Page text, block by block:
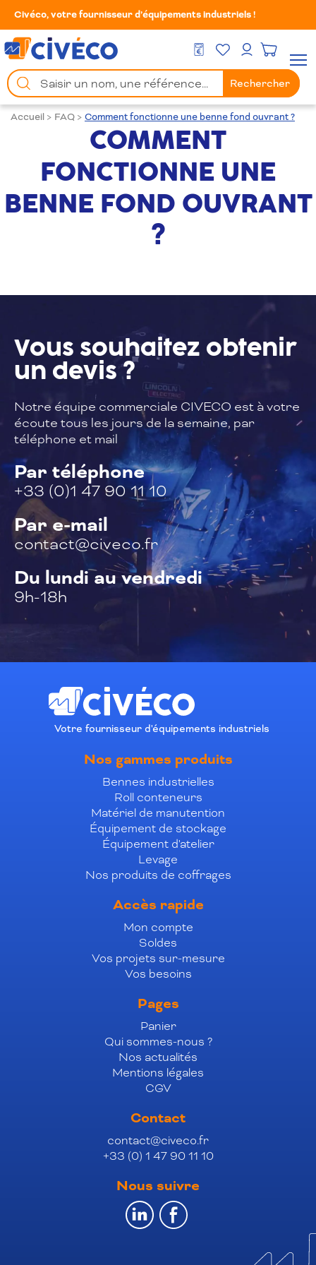
Civéco, votre fournisseur d’équipements industriels !
DEVIS GRATUIT
Mes FavorisMon compte
Chercher
un
produit
Rechercher
Accueil > FAQ > Comment fonctionne une benne fond ouvrant ?
COMMENT
FONCTIONNE UNE
BENNE FOND OUVRANT
?
Vous souhaitez obtenir
un devis ?
Notre équipe commerciale CIVECO est àvotre
écoute tous les jours de la semaine, par
téléphone et mail
Par téléphone
+33 (0)1 47 90 11 10
Par e-mail
contact@civeco.fr
Du lundi au vendredi
9h-18h
Votre fournisseur d'équipements industriels
Nos gammes produits
Bennes industrielles
Roll conteneurs
Matériel de manutention
Équipement de stockage
Équipement d'atelier
Levage
Nos produits de coffrages
Accès rapide
Mon compte
Soldes
Vos projets sur-mesure
Vos besoins
Pages
Panier
Qui sommes-nous ?
Nos actualités
Mentions légales
CGV
Contact
contact@civeco.fr
+33 (0) 1 47 90 11 10
Nous suivre